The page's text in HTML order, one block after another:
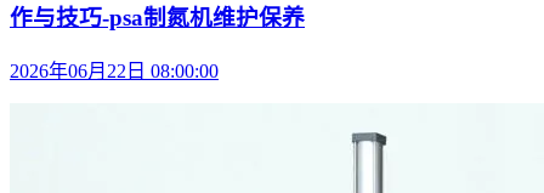
作与技巧-psa制氮机维护保养
2026年06月22日 08:00:00